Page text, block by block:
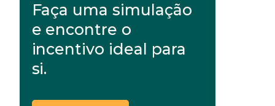
Faça uma simulação
e encontre o
incentivo ideal para
si.